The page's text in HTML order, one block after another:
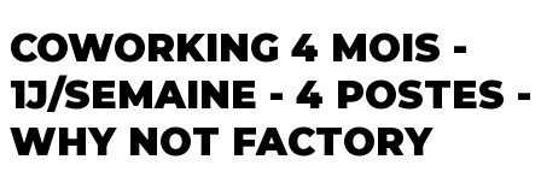
COWORKING 4 MOIS -
1J/SEMAINE - 4 POSTES -
WHY NOT FACTORY